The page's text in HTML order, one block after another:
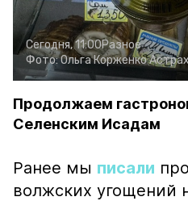
Сегодня, 11:00Разное
Фото:Ольга Корженко
Продолжаем
Селенским Исадам
Ранее мы писали
волжских угощений